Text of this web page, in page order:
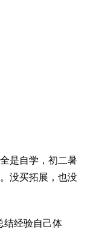
是自学，初二暑
没买拓展，也没
结经验自己体